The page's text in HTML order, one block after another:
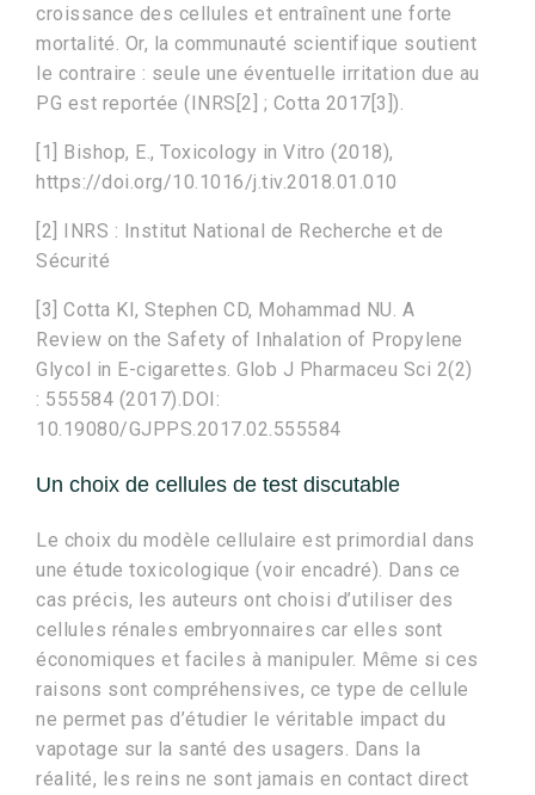
croissance des cellules et entraînent une forte
mortalité. Or, la communauté scientifique soutient
le contraire : seule une éventuelle irritation due au
PG est reportée (INRS[2] ; Cotta 2017[3]).
[1] Bishop, E., Toxicology in Vitro (2018),
https://doi.org/10.1016/j.tiv.2018.01.010
[2] INRS : Institut National de Recherche et de
Sécurité
[3] Cotta KI, Stephen CD, Mohammad NU. A
Review on the Safety of Inhalation of Propylene
Glycol in E-cigarettes. Glob J Pharmaceu Sci 2(2)
: 555584 (2017).DOI:
10.19080/GJPPS.2017.02.555584
Un choix de cellules de test discutable
Le choix du modèle cellulaire est primordial dans
une étude toxicologique (voir encadré). Dans ce
cas précis, les auteurs ont choisi d’utiliser des
cellules rénales embryonnaires car elles sont
économiques et faciles à manipuler. Même si ces
raisons sont compréhensives, ce type de cellule
ne permet pas d’étudier le véritable impact du
vapotage sur la santé des usagers. Dans la
réalité, les reins ne sont jamais en contact direct